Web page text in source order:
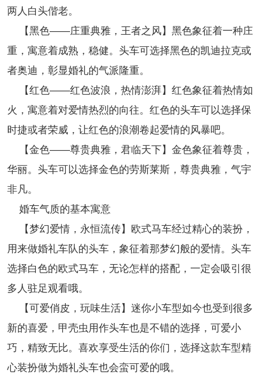
两人白头偕老。
【黑色——庄重典雅，王者之风】黑色象征着一种庄
重，寓意着成熟，稳健。头车可选择黑色的凯迪拉克或
者奥迪，彰显婚礼的气派隆重。
【红色——红色波浪，热情澎湃】红色象征着热情如
火，寓意着对爱情热烈的向往。红色的头车可以选择保
时捷或者荣威，让红色的浪潮卷起爱情的风暴吧。
【金色——尊贵典雅，君临天下】金色象征着尊贵，
华丽。头车可以选择金色的劳斯莱斯，尊贵典雅，气宇
非凡。
婚车气质的基本寓意
【梦幻爱情，永恒流传】欧式马车经过精心的装扮，
用来做婚礼车队的头车，象征着那梦幻般的爱情。头车
选择白色的欧式马车，无论怎样的搭配，一定会吸引很
多人驻足观看哦。
【可爱俏皮，玩味生活】迷你小车型如今也受到很多
新的喜爱，甲壳虫用作头车也是不错的选择，可爱小
巧，精致无比。喜欢享受生活的你们，选择这款车型精
心装扮做为婚礼头车也会蛮可爱的哦。